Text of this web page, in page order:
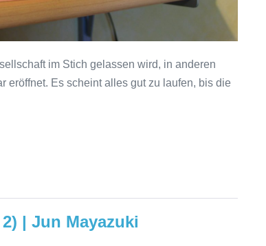
im Stich gelassen wird, in anderen
eröffnet. Es scheint alles gut zu laufen, bis die
| Jun Mayazuki